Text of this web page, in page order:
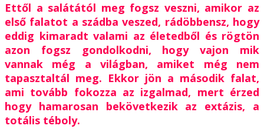
Ettől a salátától meg fogsz veszni, amikor az
első falatot a szádba veszed, rádöbbensz, hogy
eddig kimaradt valami az életedből és rögtön
azon fogsz gondolkodni, hogy vajon mik
vannak még a világban, amiket még nem
tapasztaltál meg. Ekkor jön a második falat,
ami tovább fokozza az izgalmad, mert érzed
hogy hamarosan bekövetkezik az extázis, a
totális téboly.